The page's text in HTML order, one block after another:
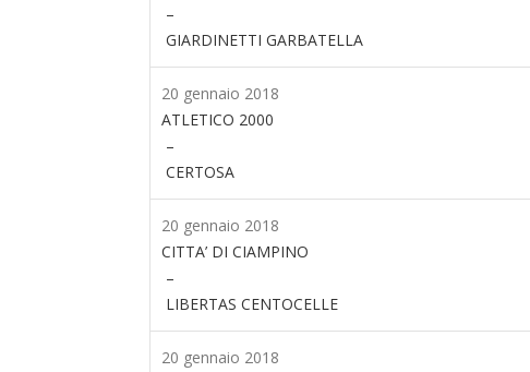
–
GIARDINETTI GARBATELLA
20 gennaio 2018
ATLETICO 2000
–
CERTOSA
20 gennaio 2018
CITTA’ DI CIAMPINO
–
LIBERTAS CENTOCELLE
20 gennaio 2018